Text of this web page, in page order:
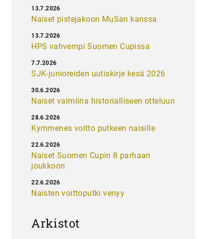
Naiset pistejakoon MuSan kanssa
13.7.2026
HPS vahvempi Suomen Cupissa
13.7.2026
SJK-junioreiden uutiskirje kesä 2026
7.7.2026
Naiset valmiina historialliseen otteluun
30.6.2026
Kymmenes voitto putkeen naisille
28.6.2026
Naiset Suomen Cupin 8 parhaan
joukkoon
22.6.2026
Naisten voittoputki venyy
22.6.2026
Arkistot